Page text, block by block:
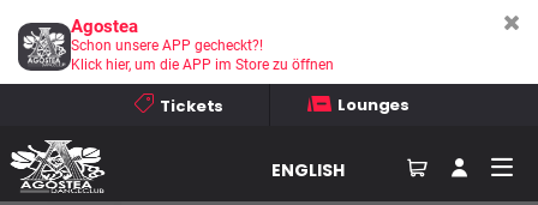
Tickets Lounges
ENGLISH
Agostea
Schon unsere APP gecheckt?!
Klick hier, um die APP im Store zu öffnen